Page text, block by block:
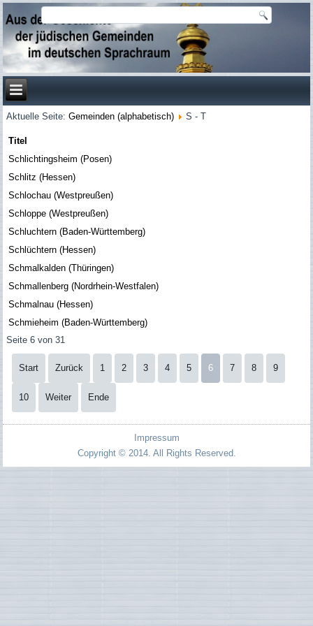
Aktuelle Seite:Gemeinden (alphabetisch) S - T
Titel
Schlichtingsheim (Posen)
Schlitz (Hessen)
Schlochau (Westpreußen)
Schloppe (Westpreußen)
Schluchtern (Baden-Württemberg)
Schlüchtern (Hessen)
Schmalkalden (Thüringen)
Schmallenberg (Nordrhein-Westfalen)
Schmalnau (Hessen)
Schmieheim (Baden-Württemberg)
Seite 6 von 31
Start Zurück 1 2 3 4 5 6 7 8 9
10 Weiter Ende
Impressum
Copyright © 2014. All Rights Reserved.